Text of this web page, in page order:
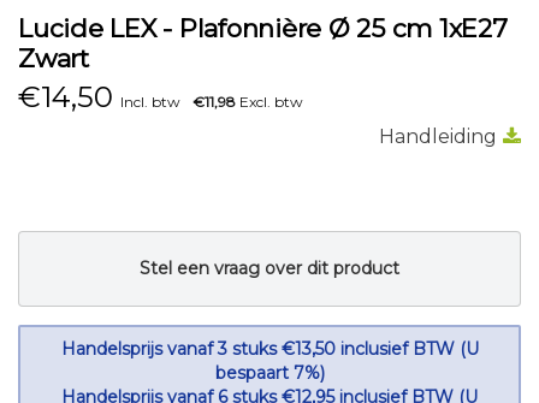
Lucide LEX - Plafonnière Ø 25 cm 1xE27
Zwart
€14,50 Incl. btw €11,98 Excl. btw
Handleiding
Stel een vraag over dit product
Handelsprijs vanaf 3 stuks €13,50 inclusief BTW (U
bespaart 7%)
Handelsprijs vanaf 6 stuks €12,95 inclusief BTW (U